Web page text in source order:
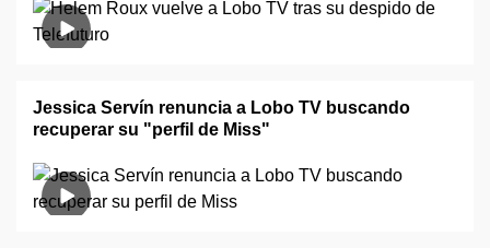
Jessica Servín renuncia a Lobo TV buscando
recuperar su "perfil de Miss"